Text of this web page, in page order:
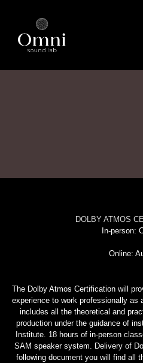
content
DOLBY ATMOS
In-person:
Online:
The Dolby Atmos Certification will
experience to work professionally as
includes all the theoretical and
production under the guidance of
Institute. 18 hours of in-person
SAM speaker system. Delivery of
following document you will find all